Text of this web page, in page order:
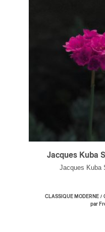
Jacques Kuba
Jacques Kuba
CLASSIQUE MODERNE /
par